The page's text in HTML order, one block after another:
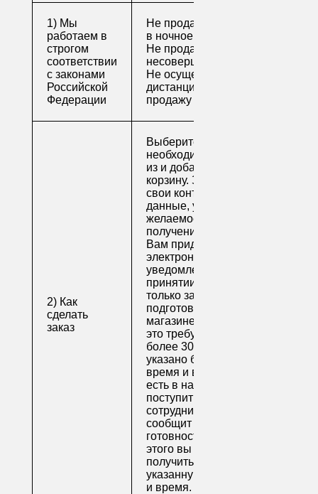
1) Мы
работаем в
строгом
соответствии
с законами
Российской
Федерации
Не продаем алкоголь
в ночное время
Не продаем алкоголь
несовершеннолетним
Не осуществляем
дистанционную
продажу
2) Как
сделать
заказ
Выберите
необходимые товары
из и добавьте их в
корзину. Заполните
свои контактные
данные, укажите
желаемое время
получения заказа.
Вам придет по
электронной почте
уведомление о
принятии заказа. Как
только заказ
подготовят в
магазине (обычно на
это требуется не
более 30 минут, если
указано ближайшее
время и весь товар
есть в наличии), вам
поступит письмо от
сотрудника, который
сообщит о
готовности. После
этого вы можете
получить свой заказ в
указанную вами дату
и время.